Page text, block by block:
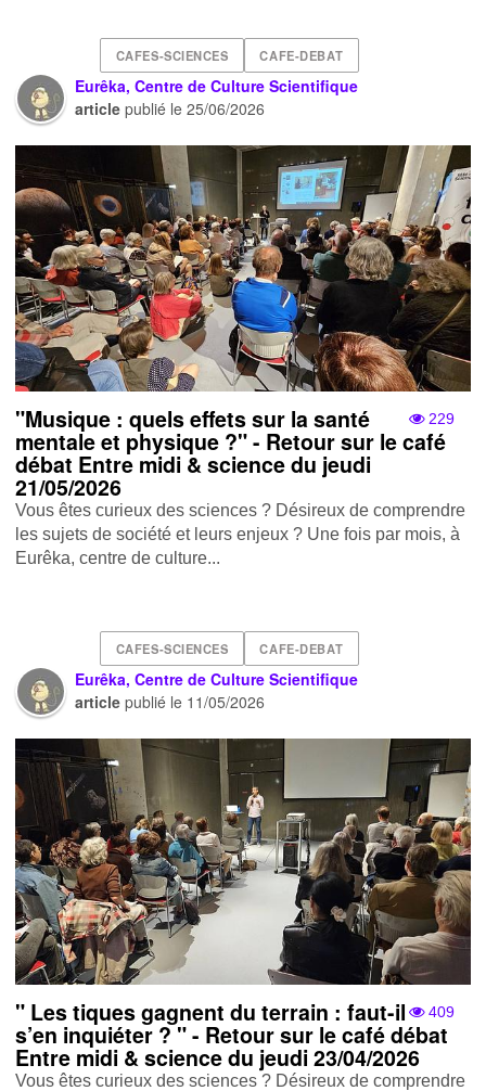
CAFES-SCIENCES CAFE-DEBAT
Eurêka, Centre de Culture Scientifique
article publié le25/06/2026
229
"Musique : quels effets sur la santé
mentale et physique ?" - Retour sur le café
débat Entre midi & science du jeudi
21/05/2026
Vous êtes curieux des sciences ? Désireux de comprendre
les sujets de société et leurs enjeux ? Une fois par mois, à
Eurêka, centre de culture...
CAFES-SCIENCES CAFE-DEBAT
Eurêka, Centre de Culture Scientifique
article publié le 11/05/2026
409
" Les tiques gagnent du terrain : faut-il
s’en inquiéter ? " - Retour sur le café débat
Entre midi & science du jeudi 23/04/2026
Vous êtes curieux des sciences ? Désireux de comprendre